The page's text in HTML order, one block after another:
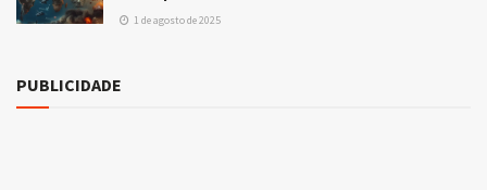
1 de agosto de 2025
PUBLICIDADE